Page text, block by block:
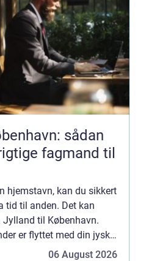
sådan
fagmand til
hjemstavn, kan du sikkert
tid til anden. Det kan
til København.
er flyttet med din jyske
06 August 2026